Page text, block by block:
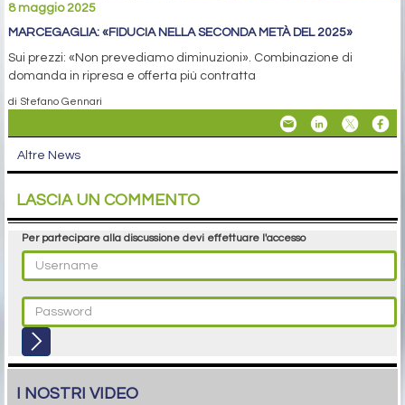
8 maggio 2025
MARCEGAGLIA: «FIDUCIA NELLA SECONDA METÀ DEL 2025»
Sui prezzi: «Non prevediamo diminuzioni». Combinazione di
domanda in ripresa e offerta più contratta
di Stefano Gennari
Altre News
LASCIA UN COMMENTO
Per partecipare alla discussione devi effettuare l'accesso
I NOSTRI VIDEO